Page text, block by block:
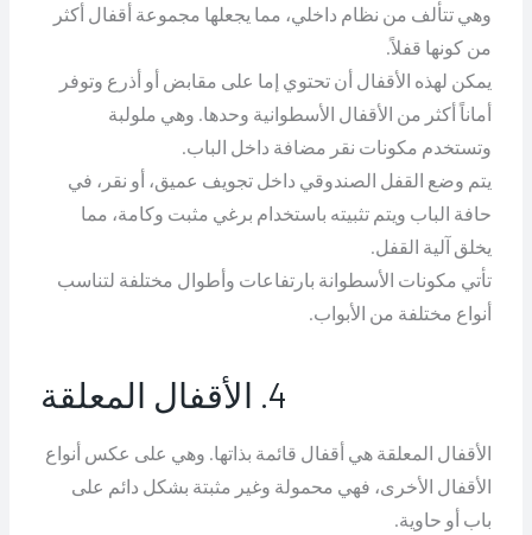
وهي تتألف من نظام داخلي، مما يجعلها مجموعة أقفال أكثر
من كونها قفلاً.
يمكن لهذه الأقفال أن تحتوي إما على مقابض أو أذرع وتوفر
أماناً أكثر من الأقفال الأسطوانية وحدها. وهي ملولبة
وتستخدم مكونات نقر مضافة داخل الباب.
يتم وضع القفل الصندوقي داخل تجويف عميق، أو نقر، في
حافة الباب ويتم تثبيته باستخدام برغي مثبت وكامة، مما
يخلق آلية القفل.
تأتي مكونات الأسطوانة بارتفاعات وأطوال مختلفة لتناسب
أنواع مختلفة من الأبواب.
4. الأقفال المعلقة
الأقفال المعلقة هي أقفال قائمة بذاتها. وهي على عكس أنواع
الأقفال الأخرى، فهي محمولة وغير مثبتة بشكل دائم على
باب أو حاوية.